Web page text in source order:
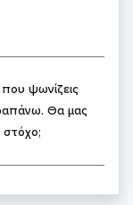
ψωνίζεις
Θα μας
στόχο;